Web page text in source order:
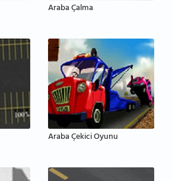
Araba Çalma
Araba Çekici Oyunu